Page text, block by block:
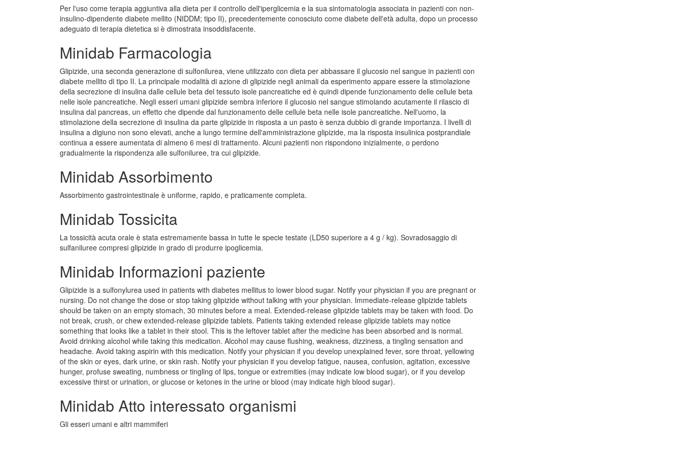
Per l'uso come terapia aggiuntiva alla dieta per il controllo dell'iperglicemia e la sua sintomatologia associata in pazienti con non-
insulino-dipendente diabete mellito (NIDDM; tipo II), precedentemente conosciuto come diabete dell'età adulta, dopo un processo
adeguato di terapia dietetica si è dimostrata insoddisfacente.
Minidab Farmacologia
Glipizide, una seconda generazione di sulfonilurea, viene utilizzato con dieta per abbassare il glucosio nel sangue in pazienti con
diabete mellito di tipo II. La principale modalità di azione di glipizide negli animali da esperimento appare essere la stimolazione
della secrezione di insulina dalle cellule beta del tessuto isole pancreatiche ed è quindi dipende funzionamento delle cellule beta
nelle isole pancreatiche. Negli esseri umani glipizide sembra inferiore il glucosio nel sangue stimolando acutamente il rilascio di
insulina dal pancreas, un effetto che dipende dal funzionamento delle cellule beta nelle isole pancreatiche. Nell'uomo, la
stimolazione della secrezione di insulina da parte glipizide in risposta a un pasto è senza dubbio di grande importanza. I livelli di
insulina a digiuno non sono elevati, anche a lungo termine dell'amministrazione glipizide, ma la risposta insulinica postprandiale
continua a essere aumentata di almeno 6 mesi di trattamento. Alcuni pazienti non rispondono inizialmente, o perdono
gradualmente la rispondenza alle sulfoniluree, tra cui glipizide.
Minidab Assorbimento
Assorbimento gastrointestinale è uniforme, rapido, e praticamente completa.
Minidab Tossicita
La tossicità acuta orale è stata estremamente bassa in tutte le specie testate (LD50 superiore a 4 g / kg). Sovradosaggio di
sulfaniluree compresi glipizide in grado di produrre ipoglicemia.
Minidab Informazioni paziente
Glipizide is a sulfonylurea used in patients with diabetes mellitus to lower blood sugar. Notify your physician if you are pregnant or
nursing. Do not change the dose or stop taking glipizide without talking with your physician. Immediate-release glipizide tablets
should be taken on an empty stomach, 30 minutes before a meal. Extended-release glipizide tablets may be taken with food. Do
not break, crush, or chew extended-release glipizide tablets. Patients taking extended release glipizide tablets may notice
something that looks like a tablet in their stool. This is the leftover tablet after the medicine has been absorbed and is normal.
Avoid drinking alcohol while taking this medication. Alcohol may cause flushing, weakness, dizziness, a tingling sensation and
headache. Avoid taking aspirin with this medication. Notify your physician if you develop unexplained fever, sore throat, yellowing
of the skin or eyes, dark urine, or skin rash. Notify your physician if you develop fatigue, nausea, confusion, agitation, excessive
hunger, profuse sweating, numbness or tingling of lips, tongue or extremities (may indicate low blood sugar), or if you develop
excessive thirst or urination, or glucose or ketones in the urine or blood (may indicate high blood sugar).
Minidab Atto interessato organismi
Gli esseri umani e altri mammiferi